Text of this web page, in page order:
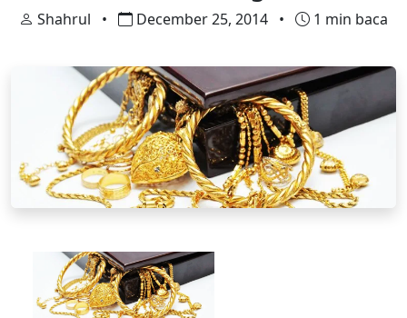
Shahrul • December 25, 2014 • 1 min baca